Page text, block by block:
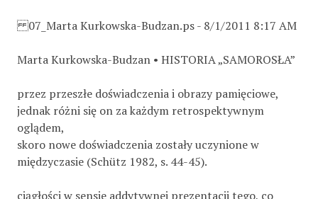
07_Marta Kurkowska-Budzan.ps - 8/1/2011 8:17 AM
Marta Kurkowska-Budzan • HISTORIA „SAMOROSŁA”
przez przeszłe doświadczenia i obrazy pamięciowe,
jednak różni się on za każdym retrospektywnym
oglądem,
skoro nowe doświadczenia zostały uczynione w
międzyczasie (Schütz 1982, s. 44-45).
ciągłości w sensie addytywnej prezentacji tego, co